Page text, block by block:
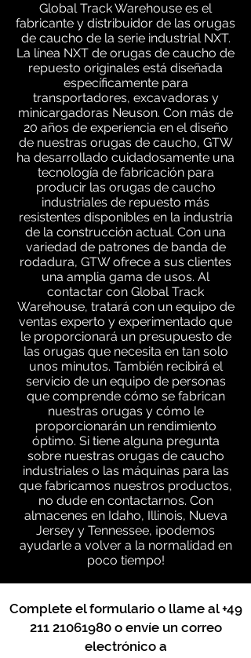
Global Track Warehouse es el
fabricante y distribuidor de las orugas
de caucho de la serie industrial NXT.
La línea NXT de orugas de caucho de
repuesto originales está diseñada
específicamente para
transportadores, excavadoras y
minicargadoras Neuson. Con más de
20 años de experiencia en el diseño
de nuestras orugas de caucho, GTW
ha desarrollado cuidadosamente una
tecnología de fabricación para
producir las orugas de caucho
industriales de repuesto más
resistentes disponibles en la industria
de la construcción actual. Con una
variedad de patrones de banda de
rodadura, GTW ofrece a sus clientes
una amplia gama de usos. Al
contactar con Global Track
Warehouse, tratará con un equipo de
ventas experto y experimentado que
le proporcionará un presupuesto de
las orugas que necesita en tan solo
unos minutos. También recibirá el
servicio de un equipo de personas
que comprende cómo se fabrican
nuestras orugas y cómo le
proporcionarán un rendimiento
óptimo. Si tiene alguna pregunta
sobre nuestras orugas de caucho
industriales o las máquinas para las
que fabricamos nuestros productos,
no dude en contactarnos. Con
almacenes en Idaho, Illinois, Nueva
Jersey y Tennessee, ¡podemos
ayudarle a volver a la normalidad en
poco tiempo!
Complete el formulario o llame al+49
211 21061980o envíe un correo
electrónico a